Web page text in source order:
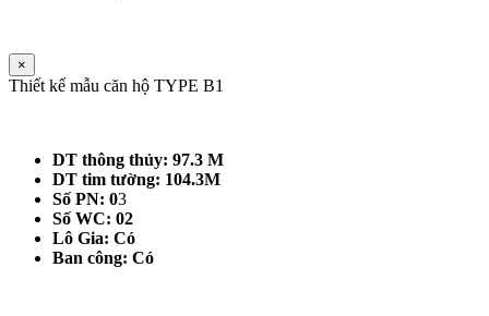
×
Thiết kế mẫu căn hộ TYPE B1
DT thông thủy: 97.3 M
DT tim tường: 104.3M
Số PN: 03
Số WC: 02
Lô Gia: Có
Ban công: Có